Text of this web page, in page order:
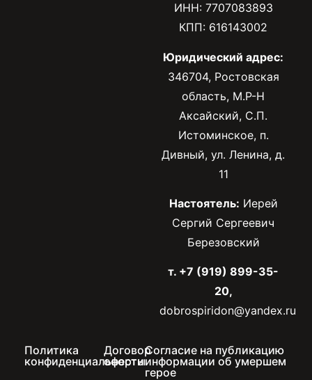
ИНН: 7707083893
КПП: 616143002
Юридический адрес:
346704, Ростовская
область, М.Р-Н
Аксайский, С.П.
Истоминское, п.
Дивный, ул. Ленина, д.
11
Настоятель: Иерей
Сергий Сергеевич
Березовский
т. +7 (919) 899-35-
20,
dobrospiridon@yandex.ru
Политика
конфиденциальности
Договор
оферты
Согласие на публикацию
информации об умершем
герое